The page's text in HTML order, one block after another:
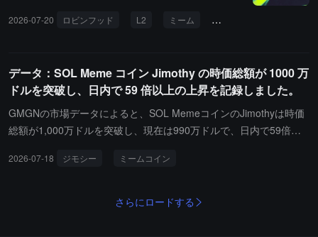
2026-07-20 ロビンフッド L2 ミーム RWA
データ：SOL Meme コイン Jimothy の時価総額が 1000 万
ドルを突破し、日内で 59 倍以上の上昇を記録しました。
GMGNの市場データによると、SOL MemeコインのJimothyは時価
総額が1,000万ドルを突破し、現在は990万ドルで、日内で59倍以
の価格は激しく変動し、市場の感情やホットなイベントに影響さ
2026-07-18 ジモシー ミームコイン
さらにロードする